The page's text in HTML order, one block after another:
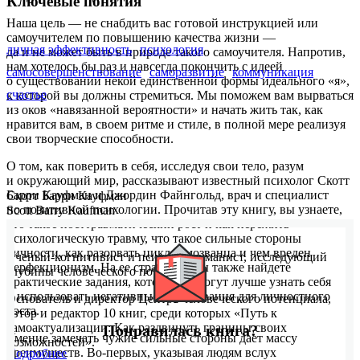
Наша цель — не снабдить вас готовой инструкцией или
самоучителем по повышению качества жизни —
да и не может быть в природе такого самоучителя. Напротив,
нам хотелось бы раз и навсегда покончить с идеей
о существовании некой единственной формы идеального «я»,
к которой вы должны стремиться. Мы поможем вам вырваться
из оков «навязанной вероятности» и начать жить так, как
нравится вам, в своем ритме и стиле, в полной мере реализуя
свои творческие способности.
О том, как поверить в себя, исследуя свои тело, разум
и окружающий мир, рассказывают известный психолог Скотт
Барри Кауфман и Джордин Файнгольд, врач и специалист
по позитивной психологии. Прочитав эту книгу, вы узнаете,
что такое посттравматический рост и как пережить
психологическую травму, что такое сильные стороны
личности, как разорвать цикл самозванца и чем вреден
перфекционизм. На ее страницах вы также найдете
практические задания, которые помогут лучше узнать себя
и использовать негативные переживания для личностного
роста.
Умение замечать чужие сильные стороны дает массу
преимуществ. Во-первых, указывая людям вслух
личная эффективность психология
самосовершенствование саморазвитие коммуникация
счастье
Скотт Барри Кауфман
Scott Barry Kaufman
Ученый-когнитивист и психолог-гуманист, исследующий
глубины человеческого потенциала.
Основатель и директор Центра человеческого потенциала,
автор и редактор 10 книг, среди которых «Путь к
самоактуализации: Как раздвинуть границы своих
возможностей».
Подробнее
Понравилась книга?